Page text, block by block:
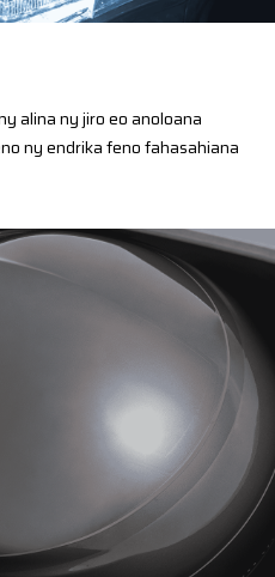
alina ny jiro eo anoloana
ny endrika feno fahasahiana